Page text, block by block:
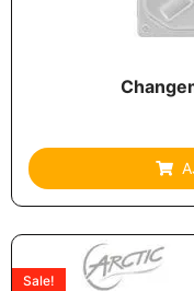
Sale!